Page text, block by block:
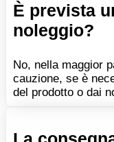
È prevista
noleggio?
No, nella maggior
cauzione, se è
del prodotto o dai